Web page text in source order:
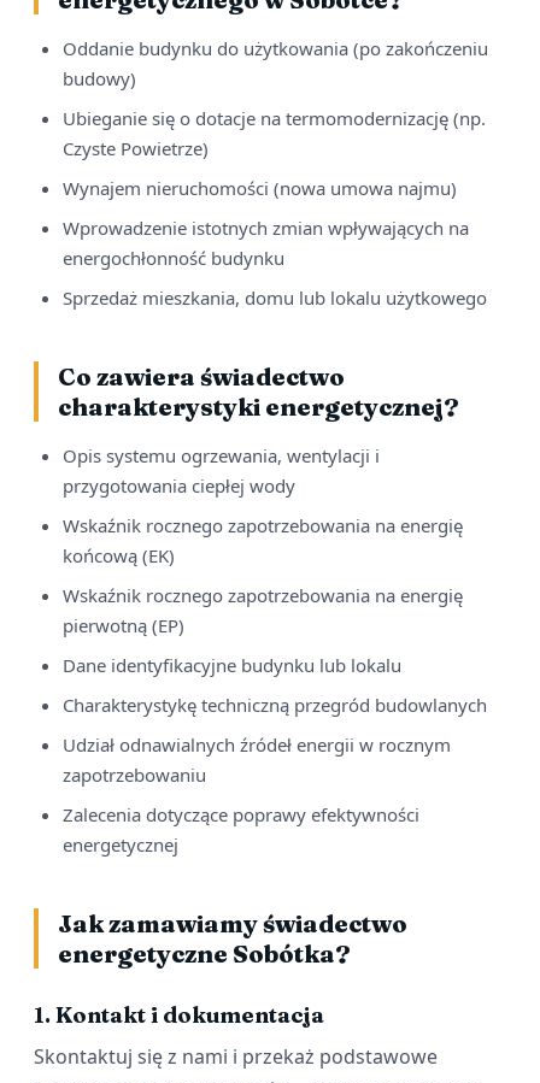
Oddanie budynku do użytkowania (po zakończeniu
budowy)
Ubieganie się o dotacje na termomodernizację (np.
Czyste Powietrze)
Wynajem nieruchomości (nowa umowa najmu)
Wprowadzenie istotnych zmian wpływających na
energochłonność budynku
Sprzedaż mieszkania, domu lub lokalu użytkowego
Co zawiera świadectwo
charakterystyki energetycznej?
Opis systemu ogrzewania, wentylacji i
przygotowania ciepłej wody
Wskaźnik rocznego zapotrzebowania na energię
końcową (EK)
Wskaźnik rocznego zapotrzebowania na energię
pierwotną (EP)
Dane identyfikacyjne budynku lub lokalu
Charakterystykę techniczną przegród budowlanych
Udział odnawialnych źródeł energii w rocznym
zapotrzebowaniu
Zalecenia dotyczące poprawy efektywności
energetycznej
Jak zamawiamy świadectwo
energetyczne Sobótka?
1. Kontakt i dokumentacja
Skontaktuj się z nami i przekaż podstawowe